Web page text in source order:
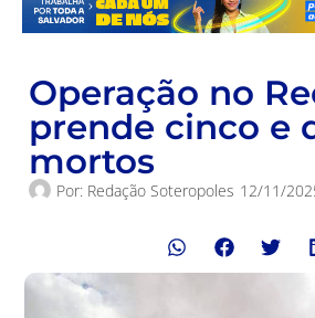
Operação no
prende cinco e
mortos
Por: Redação Soteropoles 12/11/